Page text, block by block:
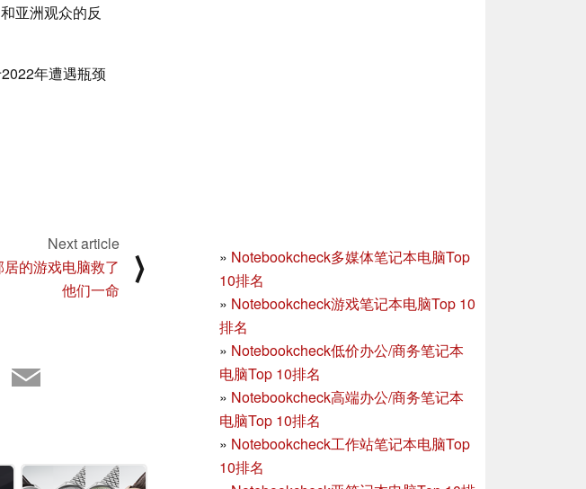
亚洲观众的反
年遭遇瓶颈
» Notebookcheck多媒体笔记本电脑Top
10排名
» Notebookcheck游戏笔记本电脑Top 10
排名
» Notebookcheck低价办公/商务笔记本
电脑Top 10排名
» Notebookcheck高端办公/商务笔记本
电脑Top 10排名
» Notebookcheck工作站笔记本电脑Top
10排名
Next article
的游戏电脑救了
他们一命
⟩